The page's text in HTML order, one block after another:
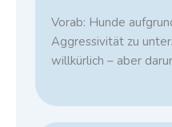
Vorab: Hunde
Aggressivität zu
willkürlich – aber